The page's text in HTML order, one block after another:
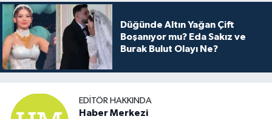
Düğünde Altın Yağan Çift
Boşanıyor mu? Eda Sakız ve
Burak Bulut Olayı Ne?
EDITÖR HAKKINDA
Haber Merkezi